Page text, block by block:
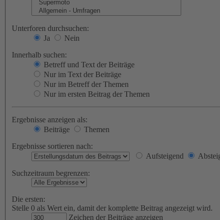
Unterforen durchsuchen:
Ja
Nein
Innerhalb suchen:
Betreff und Text der Beiträge
Nur im Text der Beiträge
Nur im Betreff der Themen
Nur im ersten Beitrag der Themen
Ergebnisse anzeigen als:
Beiträge
Themen
Ergebnisse sortieren nach:
Aufsteigend
Suchzeitraum begrenzen:
Die ersten:
Stelle 0 als Wert ein, damit der komplette Beitrag angezeigt wird.
Zeichen der Beiträge anzeigen